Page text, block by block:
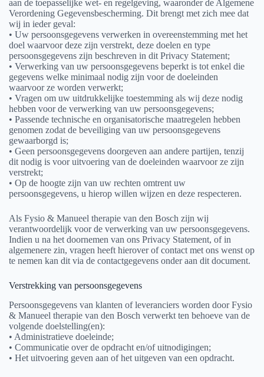
aan de toepasselijke wet- en regelgeving, waaronder de Algemene
Verordening Gegevensbescherming. Dit brengt met zich mee dat
wij in ieder geval:
• Uw persoonsgegevens verwerken in overeenstemming met het
doel waarvoor deze zijn verstrekt, deze doelen en type
persoonsgegevens zijn beschreven in dit Privacy Statement;
• Verwerking van uw persoonsgegevens beperkt is tot enkel die
gegevens welke minimaal nodig zijn voor de doeleinden
waarvoor ze worden verwerkt;
• Vragen om uw uitdrukkelijke toestemming als wij deze nodig
hebben voor de verwerking van uw persoonsgegevens;
• Passende technische en organisatorische maatregelen hebben
genomen zodat de beveiliging van uw persoonsgegevens
gewaarborgd is;
• Geen persoonsgegevens doorgeven aan andere partijen, tenzij
dit nodig is voor uitvoering van de doeleinden waarvoor ze zijn
verstrekt;
• Op de hoogte zijn van uw rechten omtrent uw
persoonsgegevens, u hierop willen wijzen en deze respecteren.
Als Fysio & Manueel therapie van den Bosch zijn wij
verantwoordelijk voor de verwerking van uw persoonsgegevens.
Indien u na het doornemen van ons Privacy Statement, of in
algemenere zin, vragen heeft hierover of contact met ons wenst op
te nemen kan dit via de contactgegevens onder aan dit document.
Verstrekking van persoonsgegevens
Persoonsgegevens van klanten of leveranciers worden door Fysio
& Manueel therapie van den Bosch verwerkt ten behoeve van de
volgende doelstelling(en):
• Administratieve doeleinde;
• Communicatie over de opdracht en/of uitnodigingen;
• Het uitvoering geven aan of het uitgeven van een opdracht.